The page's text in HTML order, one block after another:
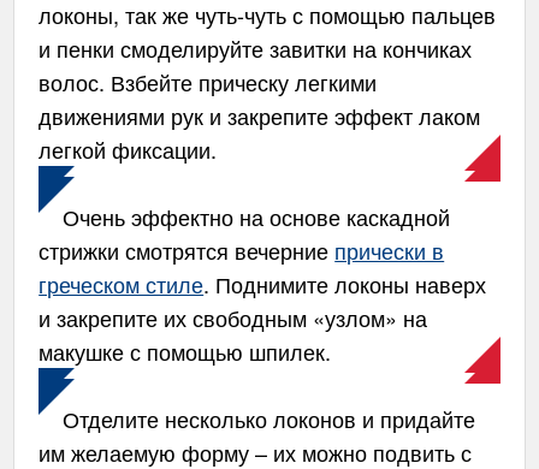
локоны, так же чуть-чуть с помощью пальцев
и пенки смоделируйте завитки на кончиках
волос. Взбейте прическу легкими
движениями рук и закрепите эффект лаком
легкой фиксации.
Очень эффектно на основе каскадной
стрижки смотрятся вечерние прически в
греческом стиле. Поднимите локоны наверх
и закрепите их свободным «узлом» на
макушке с помощью шпилек.
Отделите несколько локонов и придайте
им желаемую форму – их можно подвить с